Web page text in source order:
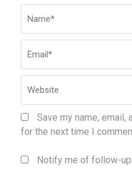
Save my name,
for the next time I
Notify me of follow-up